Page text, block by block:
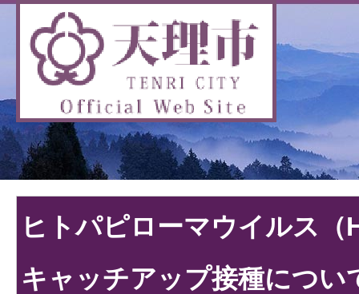
ヒトパピローマウイルス（
キャッチアップ接種につい